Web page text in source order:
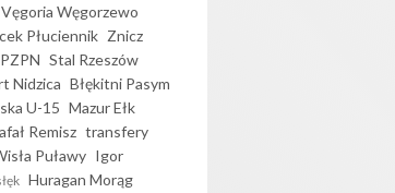
Vęgoria Węgorzewo
Płuciennik Znicz
PZPN Stal Rzeszów
Nidzica Błękitni Pasym
U-15 Mazur Ełk
Remisz transfery
Puławy Igor
Huragan Morąg